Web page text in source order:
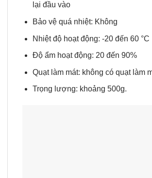
lại đầu vào
Bảo vệ quá nhiệt: Không
Nhiệt độ hoạt động: -20 đến 60 °C
Độ ẩm hoạt động: 20 đến 90%
Quạt làm mát: không có quạt làm
Trọng lượng: khoảng 500g.